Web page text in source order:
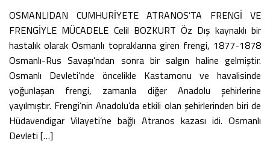
OSMANLIDAN CUMHURİYETE ATRANOS’TA FRENGİ VE
FRENGİYLE MÜCADELE Celil BOZKURT Öz Dış kaynaklı bir
hastalık olarak Osmanlı topraklarına giren frengi, 1877-1878
Osmanlı-Rus Savaşı’ndan sonra bir salgın haline gelmiştir.
Osmanlı Devleti’nde öncelikle Kastamonu ve havalisinde
yoğunlaşan frengi, zamanla diğer Anadolu şehirlerine
yayılmıştır. Frengi’nin Anadolu’da etkili olan şehirlerinden biri de
Hüdavendigar Vilayeti’ne bağlı Atranos kazası idi. Osmanlı
Devleti […]